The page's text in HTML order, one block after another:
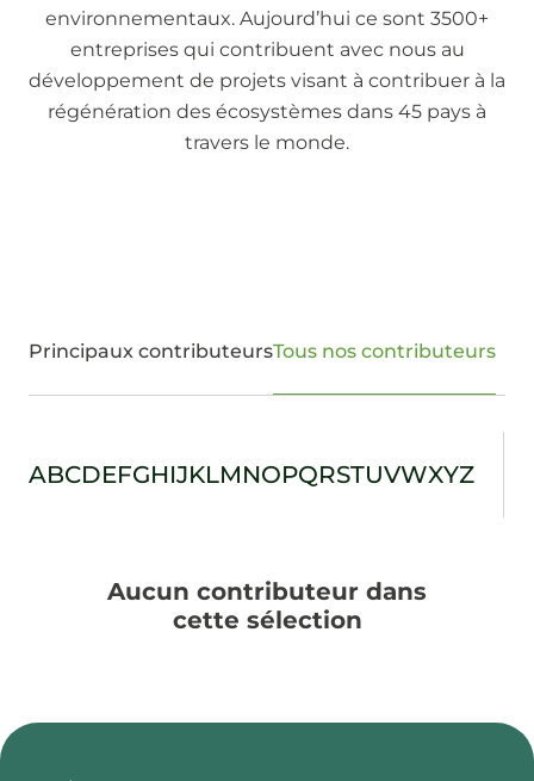
environnementaux. Aujourd’hui ce sont 3500+
entreprises qui contribuent avec nous au
développement de projets visant à contribuer à la
régénération des écosystèmes dans 45 pays à
travers le monde.
Principaux contributeursTous nos contributeurs
ABCDEFGHIJKLMNOPQRSTUVWXYZ
Aucun contributeur dans
cette sélection